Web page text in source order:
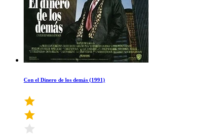
Con el Dinero de los demás (1991)